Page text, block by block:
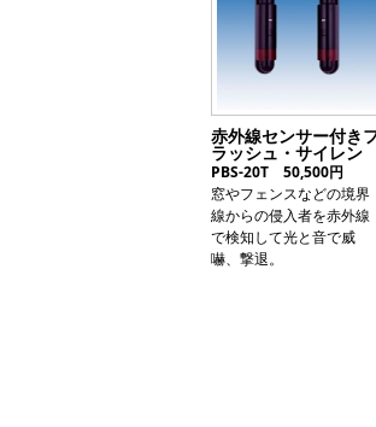
赤外線センサー付き
ラッシュ・サイレン
PBS-20T 50,500円
窓やフェンスなどの境界
線からの侵入者を赤外線
で検知して光と音で威
嚇、撃退。